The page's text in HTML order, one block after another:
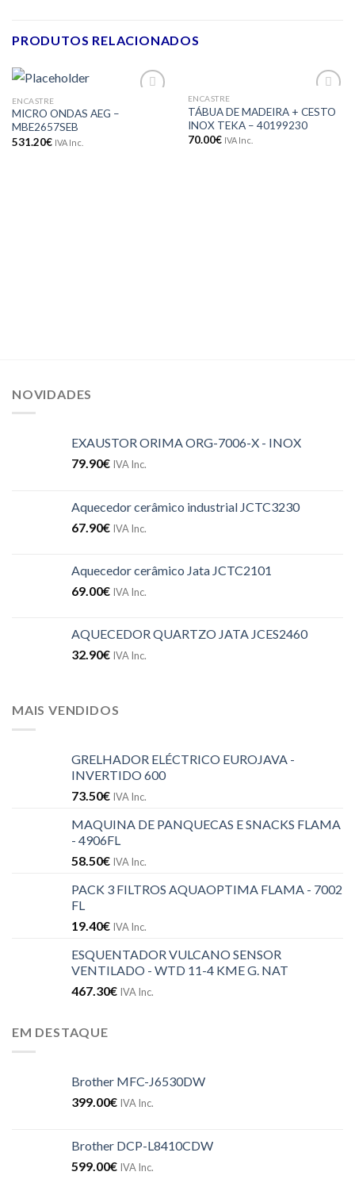
PRODUTOS RELACIONADOS
ENCASTRE
MICRO ONDAS AEG –
MBE2657SEB
531.20€ IVA Inc.
aos meus
desejos
ENCASTRE
TÁBUA DE MADEIRA + CESTO
INOX TEKA – 40199230
70.00€ IVA Inc.
NOVIDADES
EXAUSTOR ORIMA ORG-7006-X - INOX
79.90€ IVA Inc.
Aquecedor cerâmico industrial JCTC3230
67.90€ IVA Inc.
Aquecedor cerâmico Jata JCTC2101
69.00€ IVA Inc.
AQUECEDOR QUARTZO JATA JCES2460
32.90€ IVA Inc.
MAIS VENDIDOS
GRELHADOR ELÉCTRICO EUROJAVA -
INVERTIDO 600
73.50€ IVA Inc.
MAQUINA DE PANQUECAS E SNACKS FLAMA
- 4906FL
58.50€ IVA Inc.
PACK 3 FILTROS AQUAOPTIMA FLAMA - 7002
FL
19.40€ IVA Inc.
ESQUENTADOR VULCANO SENSOR
VENTILADO - WTD 11-4 KME G. NAT
467.30€ IVA Inc.
EM DESTAQUE
Brother MFC-J6530DW
399.00€ IVA Inc.
Brother DCP-L8410CDW
599.00€ IVA Inc.